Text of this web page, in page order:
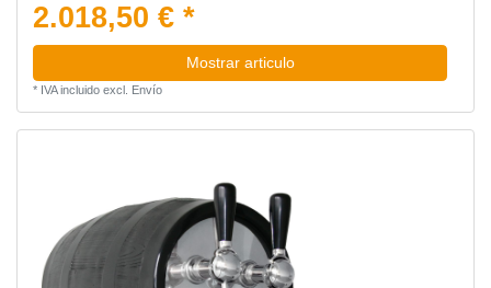
2.018,50 € *
Mostrar articulo
* IVA incluidoexcl. Envío